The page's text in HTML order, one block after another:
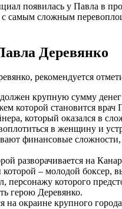
появилась у Павла в
с самым сложным
Деревянко
рекомендуется
крупную сумму
которой становится
который оказался в
в женщину и
финансовые сложности,
разворачивается на
– молодой боксер,
которого
герою Деревянко.
окраине крупного